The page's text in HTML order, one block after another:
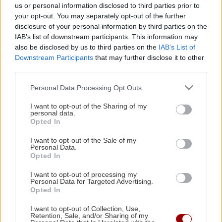
us or personal information disclosed to third parties prior to
your opt-out. You may separately opt-out of the further
disclosure of your personal information by third parties on the
IAB’s list of downstream participants. This information may
also be disclosed by us to third parties on the IAB’s List of
Downstream Participants that may further disclose it to other
Personal Data Processing Opt Outs
I want to opt-out of the Sharing of my
personal data.
Opted In
I want to opt-out of the Sale of my
Personal Data.
Opted In
I want to opt-out of processing my
Personal Data for Targeted Advertising.
Opted In
I want to opt-out of Collection, Use,
Retention, Sale, and/or Sharing of my
Τραγωδία στον Κάβρο Χανίων - Νεκρή 62χρονη
τουρίστρια στη θάλασσα
08:11
ΚΡΗΤΗ
08:00
ΓΥΝΑΙΚΑ
Τα ζώδια της Κυριακής
ΚΡΗΤΗ
πυρκαγιάς – Πού απαγορεύεται η κυκλοφορία
ΚΡΗΤΗ
Όλες οι ειδήσεις